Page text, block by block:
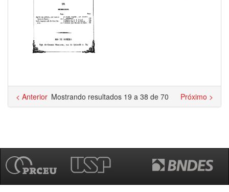
Mostrando resultados 19 a 38 de 70
< Anterior Próximo >